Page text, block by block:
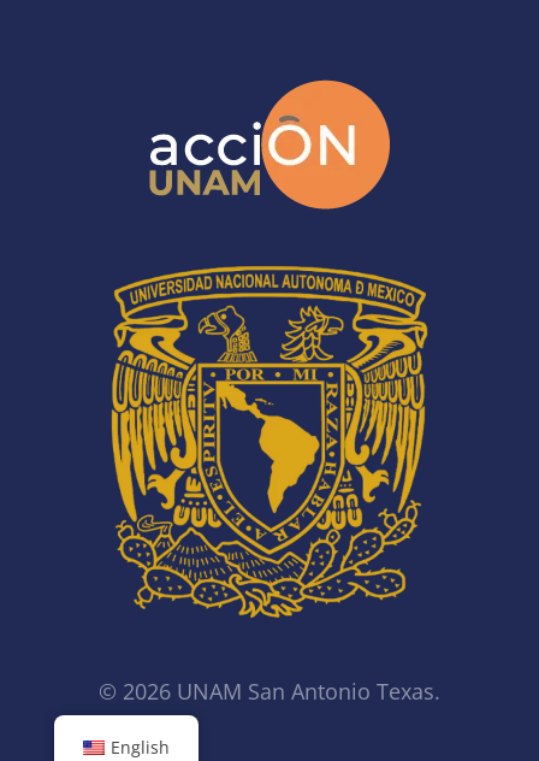
© 2026 UNAM San Antonio Texas.
English